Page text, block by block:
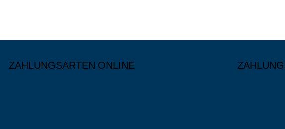
ZAHLUNGSARTEN ONLINE